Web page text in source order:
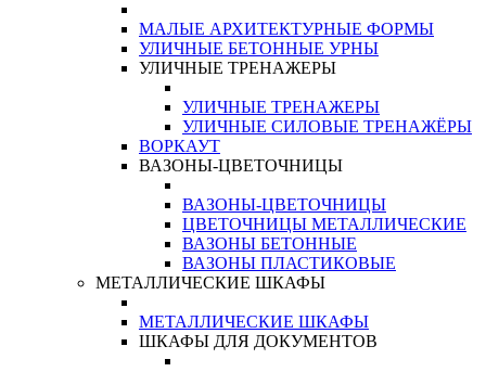
МАЛЫЕ АРХИТЕКТУРНЫЕ ФОРМЫ
УЛИЧНЫЕ БЕТОННЫЕ УРНЫ
УЛИЧНЫЕ ТРЕНАЖЕРЫ
УЛИЧНЫЕ ТРЕНАЖЕРЫ
УЛИЧНЫЕ СИЛОВЫЕ ТРЕНАЖЁРЫ
ВОРКАУТ
ВАЗОНЫ-ЦВЕТОЧНИЦЫ
ВАЗОНЫ-ЦВЕТОЧНИЦЫ
ЦВЕТОЧНИЦЫ МЕТАЛЛИЧЕСКИЕ
ВАЗОНЫ БЕТОННЫЕ
ВАЗОНЫ ПЛАСТИКОВЫЕ
МЕТАЛЛИЧЕСКИЕ ШКАФЫ
МЕТАЛЛИЧЕСКИЕ ШКАФЫ
ШКАФЫ ДЛЯ ДОКУМЕНТОВ